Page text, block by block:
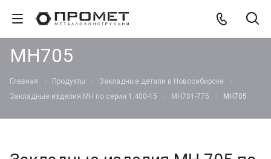
МН705
Главная Продукты
Закладные детали в Новосибирске
Закладные изделия МН по серии 1.400-15
МН701-775 МН705